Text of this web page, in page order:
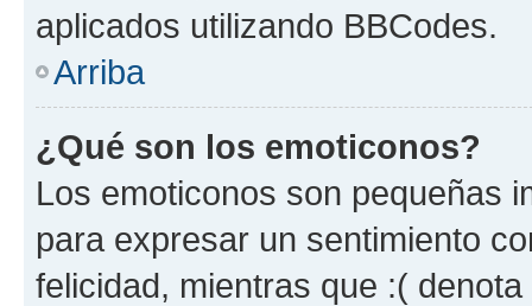
aplicados utilizando BBCodes.
Arriba
¿Qué son los emoticonos?
Los emoticonos son pequeñas
para expresar un sentimiento
felicidad, mientras que :(